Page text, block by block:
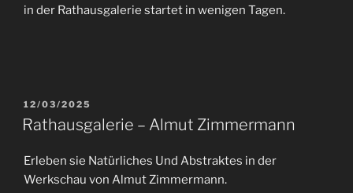
in der Rathausgalerie startet in wenigen Tagen.
VERÖFFENTLICHT
AM
12/03/2025
Rathausgalerie – Almut Zimmermann
Erleben sie Natürliches Und Abstraktes in der
Werkschau von Almut Zimmermann.